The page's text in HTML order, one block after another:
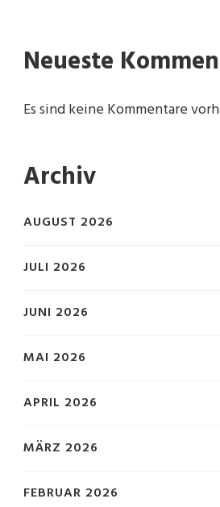
Neueste
Es sind keine Kommentare
Archiv
AUGUST 2026
JULI 2026
JUNI 2026
MAI 2026
APRIL 2026
MÄRZ 2026
FEBRUAR 2026